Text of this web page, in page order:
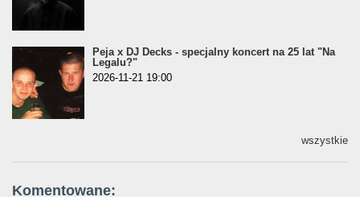
Peja x DJ Decks - specjalny koncert na 25 lat "Na
Legalu?"
2026-11-21 19:00
wszystkie
Komentowane: